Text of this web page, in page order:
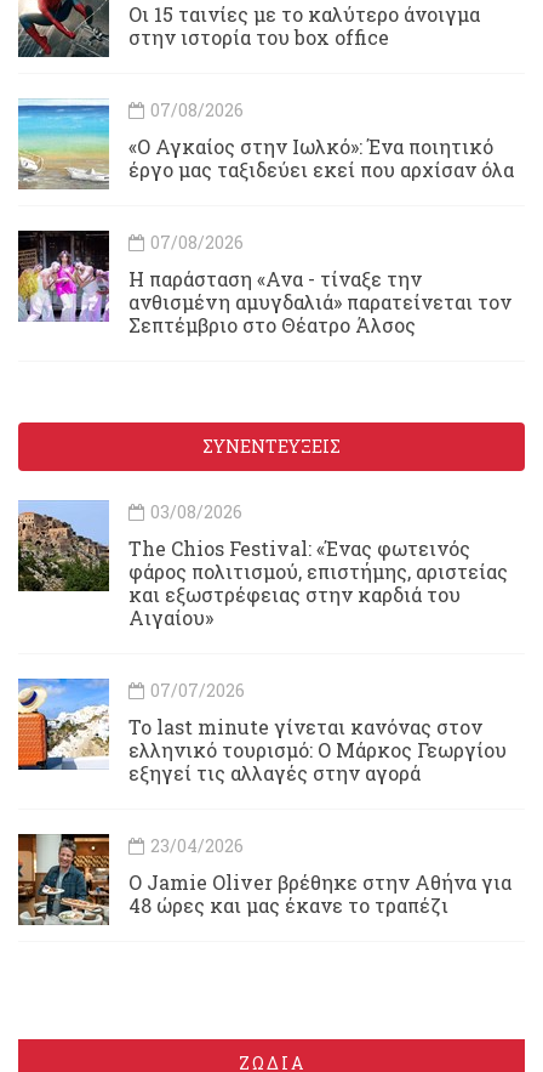
Οι 15 ταινίες με το καλύτερο άνοιγμα
στην ιστορία του box office
07/08/2026
«Ο Αγκαίος στην Ιωλκό»: Ένα ποιητικό
έργο μας ταξιδεύει εκεί που αρχίσαν όλα
07/08/2026
Η παράσταση «Ανα - τίναξε την
ανθισμένη αμυγδαλιά» παρατείνεται τον
Σεπτέμβριο στο Θέατρο Άλσος
ΣΥΝΕΝΤΕΥΞΕΙΣ
03/08/2026
Τhe Chios Festival: «Ένας φωτεινός
φάρος πολιτισμού, επιστήμης, αριστείας
και εξωστρέφειας στην καρδιά του
Αιγαίου»
07/07/2026
Το last minute γίνεται κανόνας στον
ελληνικό τουρισμό: Ο Μάρκος Γεωργίου
εξηγεί τις αλλαγές στην αγορά
23/04/2026
Ο Jamie Oliver βρέθηκε στην Αθήνα για
48 ώρες και μας έκανε το τραπέζι
ΖΩΔΙΑ